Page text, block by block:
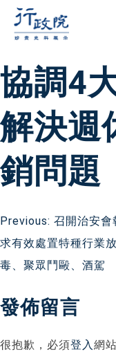
要
內
容
協調4
解決週
銷問題
文
章
導
覽
Previous: 召開治安會
求有效處置特種行業
毒、聚眾鬥毆、酒駕
發佈留言
很抱歉，必須登入網